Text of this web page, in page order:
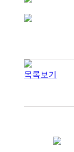
목록보기